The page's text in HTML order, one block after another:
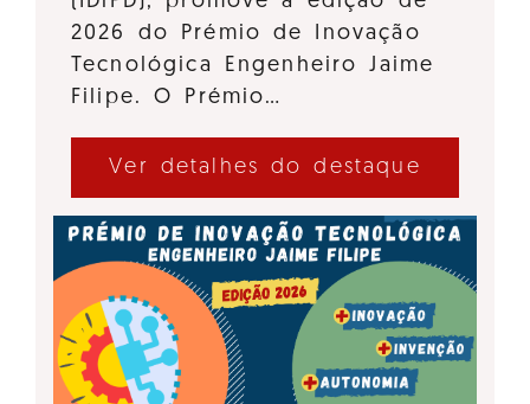
2026 do Prémio de Inovação
Tecnológica Engenheiro Jaime
Filipe. O Prémio…
Ver detalhes do destaque